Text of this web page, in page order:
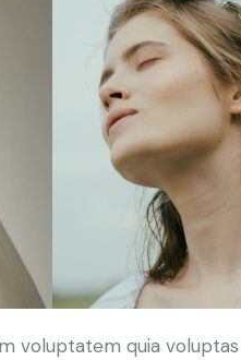
voluptatem quia